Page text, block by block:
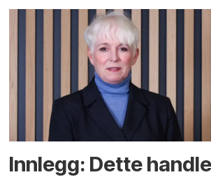
Innlegg: Dette